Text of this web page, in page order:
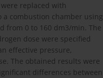
replaced with
combustion chamber using
from 0 to 160 dm3/min. The
dose were specified
effective pressure,
The obtained results were
differences between